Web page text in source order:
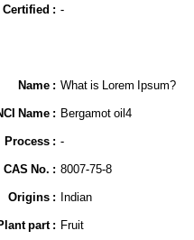
Certified : -
Name​ : What is Lorem Ipsum?
Name : Bergamot oil4
Process : -
CAS No. : 8007-75-8
Origins : Indian
part : Fruit